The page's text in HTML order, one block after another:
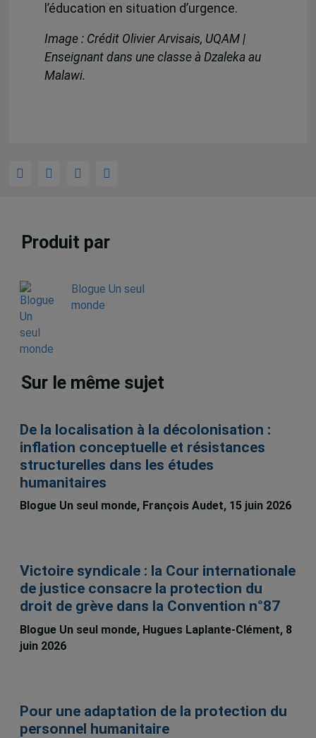
l’éducation en situation d’urgence.
Image : Crédit Olivier Arvisais, UQAM |
Enseignant dans une classe à Dzaleka au
Malawi.
Produit par
Blogue Un seul
monde
Sur le même sujet
De la localisation à la décolonisation :
inflation conceptuelle et résistances
structurelles dans les études
humanitaires
Blogue Un seul monde, François Audet, 15 juin 2026
Victoire syndicale : la Cour internationale
de justice consacre la protection du
droit de grève dans la Convention n°87
Blogue Un seul monde, Hugues Laplante-Clément, 8
juin 2026
Pour une adaptation de la protection du
personnel humanitaire